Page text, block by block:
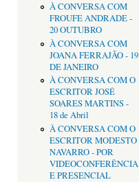
À CONVERSA COM
FROUFE ANDRADE -
20 OUTUBRO
À CONVERSA COM
JOANA FERRAJÃO - 19
DE JANEIRO
À CONVERSA COM O
ESCRITOR JOSÉ
SOARES MARTINS -
18 de Abril
À CONVERSA COM O
ESCRITOR MODESTO
NAVARRO - POR
VIDEOCONFERÊNCIA
E PRESENCIAL